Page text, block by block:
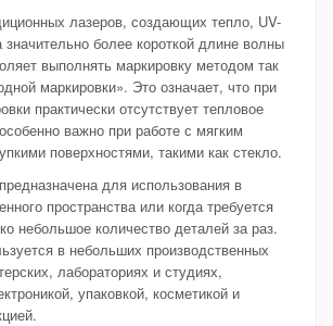
лазеров, создающих тепло, UV-
значительно более короткой длине волны
выполнять маркировку методом так
маркировки». Это означает, что при
практически отсутствует тепловое
важно при работе с мягким
поверхностями, такими как стекло.
для использования в
пространства или когда требуется
небольшое количество деталей за раз.
в небольших производственных
лабораториях и студиях,
упаковкой, косметикой и